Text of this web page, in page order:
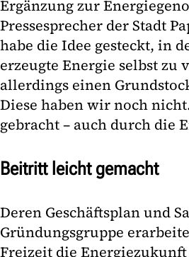
Ergänzung zur
Pressesprecher der Stadt
habe die Idee gesteckt, in
erzeugte Energie selbst
allerdings einen
Diese haben wir noch
gebracht – auch durch die
Beitritt leicht gemacht
Deren Geschäftsplan und
Gründungsgruppe
Freizeit die